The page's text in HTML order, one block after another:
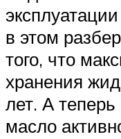
в этом
того, что
хранения
лет. А теперь
масло